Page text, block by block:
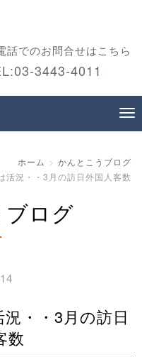
話でのお問合せはこちら
03-3443-4011
ホーム
かんとこうブログ
活況・・3月の訪日外国人客数
ログ
数